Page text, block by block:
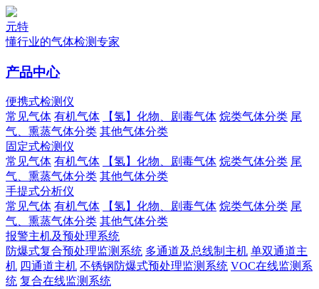
元特
懂行业的气体检测专家
产品中心
便携式检测仪
常见气体 有机气体 【氢】化物、剧毒气体 烷类气体分类 尾
气、熏蒸气体分类 其他气体分类
固定式检测仪
常见气体 有机气体 【氢】化物、剧毒气体 烷类气体分类 尾
气、熏蒸气体分类 其他气体分类
手提式分析仪
常见气体 有机气体 【氢】化物、剧毒气体 烷类气体分类 尾
气、熏蒸气体分类 其他气体分类
报警主机及预处理系统
防爆式复合预处理监测系统 多通道及总线制主机 单双通道主
机 四通道主机 不锈钢防爆式预处理监测系统 VOC在线监测系
统 复合在线监测系统